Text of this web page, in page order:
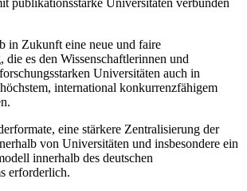
in Zukunft eine neue und faire
die es den Wissenschaftlerinnen und
Universitäten auch in
international konkurrenzfähigem
eine stärkere Zentralisierung der
von Universitäten und insbesondere ein
innerhalb des deutschen
erforderlich.